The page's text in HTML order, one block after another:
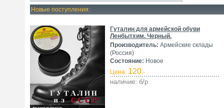
Новые поступления:
Гуталин для армейской обуви
Ленбытхим. Черный.
Производитель: Армейские склады
(Россия)
Состояние: Новое
Цена: 120.-
наличие: б/р